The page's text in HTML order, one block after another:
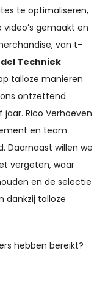
te optimaliseren,
gemaakt en
van t-
Techniek
talloze manieren
ontzettend
Rico Verhoeven
en team
Daarnaast willen we
vergeten, waar
en de selectie
dankzij talloze
hebben bereikt?